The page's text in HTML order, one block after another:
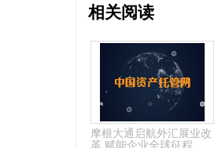
相关阅读
摩根大通启航外汇展业改
革 赋能企业全球征程